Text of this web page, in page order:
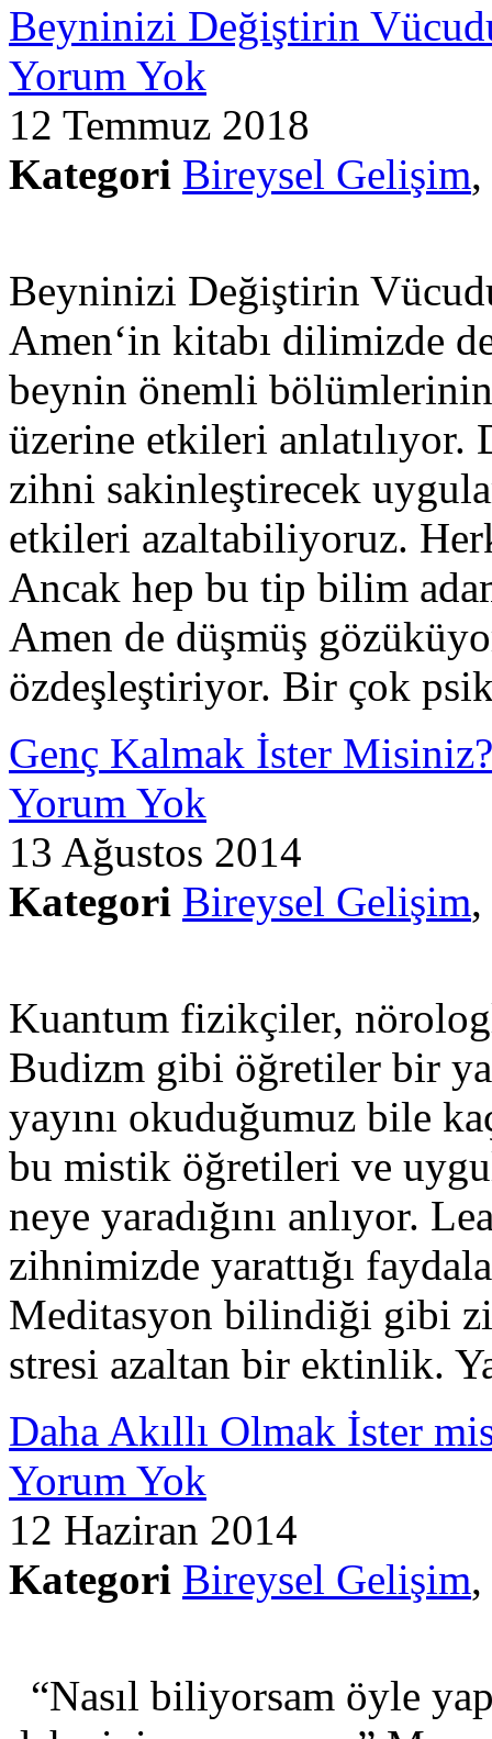
Beyninizi Değiştirin
Yorum Yok
12 Temmuz 2018
Kategori Bireysel Gelişim,
Beyninizi Değiştirin
Amen‘in kitabı dilimizde
beynin önemli
üzerine etkileri
zihni sakinleştirecek
etkileri azaltabiliyoruz.
Ancak hep bu tip bilim
Amen de düşmüş
özdeşleştiriyor. Bir çok
Genç Kalmak İster Misiniz?
Yorum Yok
13 Ağustos 2014
Kategori Bireysel Gelişim,
Kuantum fizikçiler,
Budizm gibi öğretiler bir
yayını okuduğumuz bile
bu mistik öğretileri ve
neye yaradığını anlıyor.
zihnimizde yarattığı
Meditasyon bilindiği gibi
stresi azaltan bir ektinlik.
Daha Akıllı Olmak İster
Yorum Yok
12 Haziran 2014
Kategori Bireysel Gelişim,
“Nasıl biliyorsam öyle